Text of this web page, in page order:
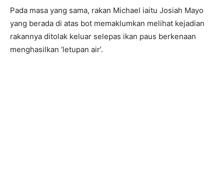
Pada masa yang sama, rakan Michael iaitu Josiah Mayo
yang berada di atas bot memaklumkan melihat kejadian
rakannya ditolak keluar selepas ikan paus berkenaan
menghasilkan ‘letupan air’.